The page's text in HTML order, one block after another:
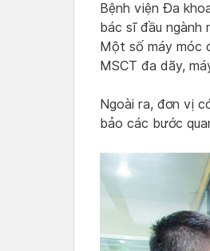
Bệnh viện Đa
bác sĩ đầu
Một số máy móc
MSCT đa dãy,
Ngoài ra, đơn vị
bảo các bước